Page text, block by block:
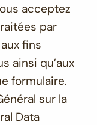
acceptez
par
aux fins
ainsi qu’aux
formulaire.
sur la
Data